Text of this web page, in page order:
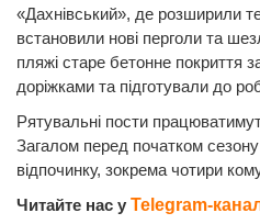
«Дахнівський», де розширили
встановили нові перголи та
пляжі старе бетонне покриття
доріжками та підготували до
Рятувальні пости
Загалом перед початком
відпочинку, зокрема чотири
Читайте нас у Telegram-